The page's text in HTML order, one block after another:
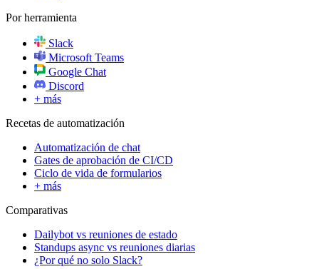
Por herramienta
Slack
Microsoft Teams
Google Chat
Discord
+ más
Recetas de automatización
Automatización de chat
Gates de aprobación de CI/CD
Ciclo de vida de formularios
+ más
Comparativas
Dailybot vs reuniones de estado
Standups async vs reuniones diarias
¿Por qué no solo Slack?